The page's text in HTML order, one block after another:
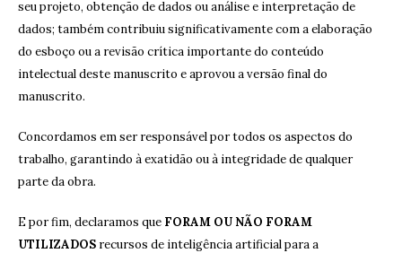
seu projeto, obtenção de dados ou análise e interpretação de
dados; também contribuiu significativamente com a elaboração
do esboço ou a revisão crítica importante do conteúdo
intelectual deste manuscrito e aprovou a versão final do
manuscrito.
Concordamos em ser responsável por todos os aspectos do
trabalho, garantindo à exatidão ou à integridade de qualquer
parte da obra.
E por fim, declaramos que FORAM OU NÃO FORAM
UTILIZADOS recursos de inteligência artificial para a